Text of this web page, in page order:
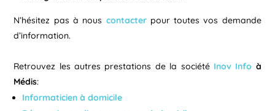
N’hésitez pas à nous contacter pour toutes vos demande
d’information.
Retrouvez les autres prestations de la société Inov Info à
Médis:
Informaticien à domicile